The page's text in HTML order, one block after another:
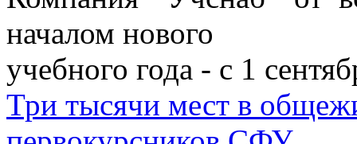
началом нового
учебного года - с 1
Три тысячи мест в